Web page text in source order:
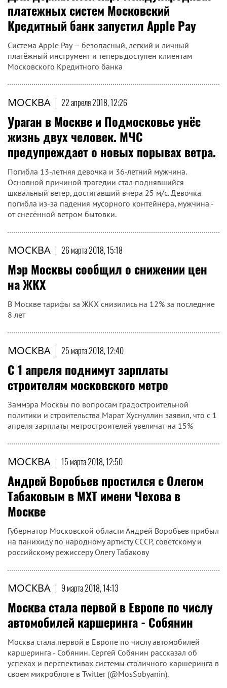
платежных систем Московский
Кредитный банк запустил Apple Pay
Система Apple Pay — безопасный, легкий и личный
платёжный инструмент и теперь доступен клиентам
Московского Кредитного банка
МОСКВА | 22 апреля 2018, 12:26
Ураган в Москве и Подмосковье унёс
жизнь двух человек. МЧС
предупреждает о новых порывах ветра.
Погибла 13-летняя девочка и 36-летний мужчина.
Основной причиной трагедии стал поднявшийся
шквальный ветер, достигавший вчера 25 м/с. Девочка
погибла из-за падения мусорного контейнера, мужчина -
от снесённой ветром бытовки.
МОСКВА | 26 марта 2018, 15:18
Мэр Москвы сообщил о снижении цен
на ЖКХ
В Москве тарифы за ЖКХ снизились на 12% за последние
8 лет
МОСКВА | 25 марта 2018, 12:40
С 1 апреля поднимут зарплаты
строителям московского метро
Заммэра Москвы по вопросам градостроительной
политики и строительства Марат Хуснуллин заявил, что с 1
апреля зарплаты метростроителей увеличат на 15%
МОСКВА | 15 марта 2018, 12:50
Андрей Воробьев простился с Олегом
Табаковым в МХТ имени Чехова в
Москве
Губернатор Московской области Андрей Воробьев прибыл
на панихиду по народному артисту СССР, советскому и
российскому режиссеру Олегу Табакову
МОСКВА | 9 марта 2018, 14:13
Москва стала первой в Европе по числу
автомобилей каршеринга - Собянин
Москва стала первой в Европе по числу автомобилей
каршеринга - Собянин. Сергей Собянин рассказал об
успехах и перспективах системы столичного каршеринга в
своем микроблоге в Twitter (@MosSobyanin).